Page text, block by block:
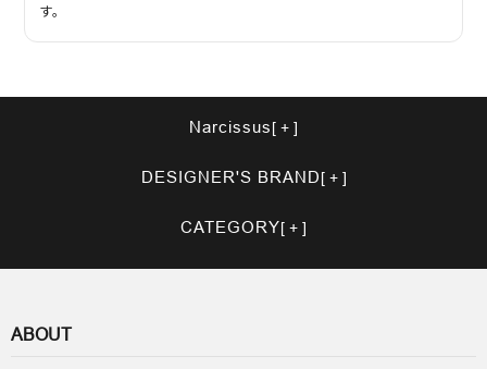
す。
Narcissus
DESIGNER'S BRAND
CATEGORY
ABOUT